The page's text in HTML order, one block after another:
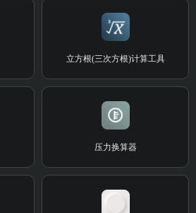
立方根(三次方根)计算工具
压力换算器